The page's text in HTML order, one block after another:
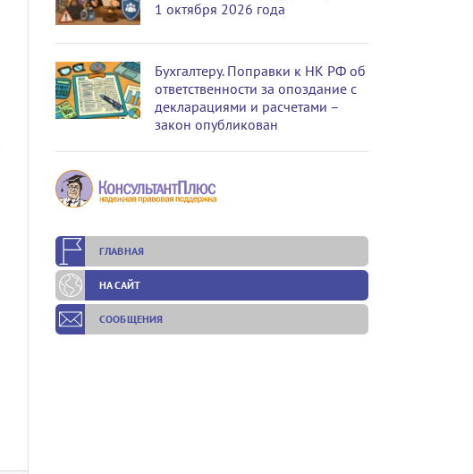
1 октября 2026 года
Бухгалтеру. Поправки к НК РФ об
ответственности за опоздание с
декларациями и расчетами –
закон опубликован
ГЛАВНАЯ
НА САЙТ
СООБЩЕНИЯ